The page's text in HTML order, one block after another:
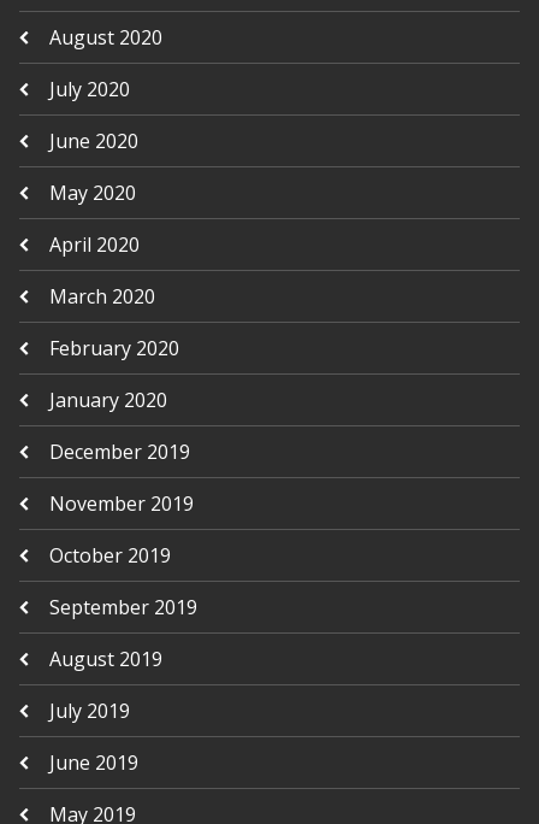
August 2020
July 2020
June 2020
May 2020
April 2020
March 2020
February 2020
January 2020
December 2019
November 2019
October 2019
September 2019
August 2019
July 2019
June 2019
May 2019